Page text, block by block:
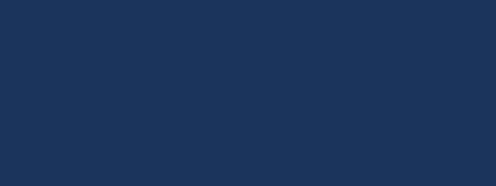
Jest kontynuacją Seminarium Metody Matematyczne
prof. dr hab. Stefan Rolewicz, prof. dr hab. Dariusz